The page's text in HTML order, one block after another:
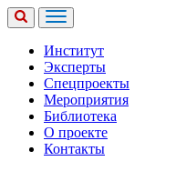
Институт
Эксперты
Спецпроекты
Мероприятия
Библиотека
О проекте
Контакты